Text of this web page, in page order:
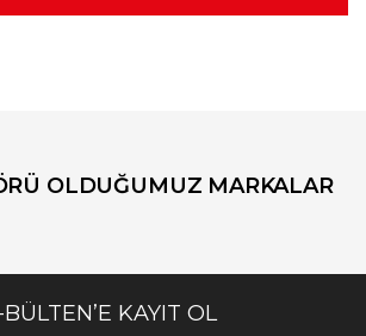
OLDUĞUMUZ MARKALAR
BÜLTEN’E KAYIT OL